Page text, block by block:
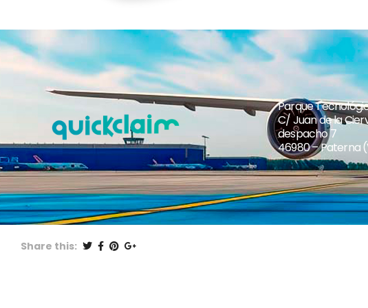
Parque
C/ Juan de la
despacho 7
46980 – Paterna
Share this: